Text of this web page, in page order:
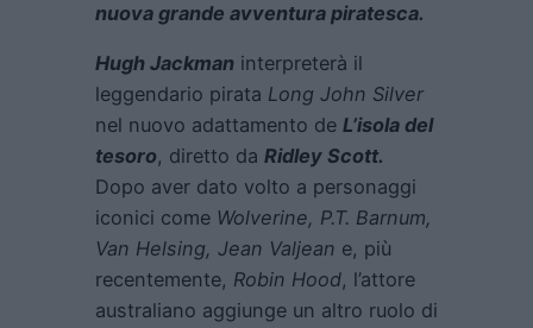
nuova grande avventura piratesca.
Hugh Jackman interpreterà il
leggendario pirata Long John Silver
nel nuovo adattamento de L’isola del
tesoro, diretto da Ridley Scott.
Dopo aver dato volto a personaggi
iconici come Wolverine, P.T. Barnum,
Van Helsing, Jean Valjean e, più
recentemente, Robin Hood, l’attore
australiano aggiunge un altro ruolo di